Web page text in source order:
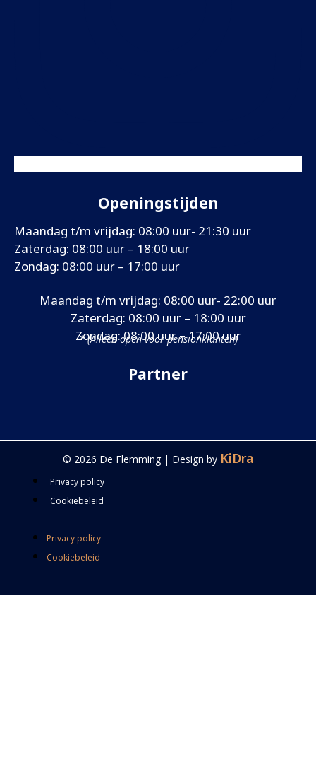
Openingstijden
Maandag t/m vrijdag: 08:00 uur- 21:30 uur
Zaterdag: 08:00 uur – 18:00 uur
Zondag: 08:00 uur – 17:00 uur
Maandag t/m vrijdag: 08:00 uur- 22:00 uur
Zaterdag: 08:00 uur – 18:00 uur
Zondag: 08:00 uur – 17:00 uur
* (Alleen open voor pensionklanten)
Partner
© 2026 De Flemming | Design by KiDra
Privacy policy
Cookiebeleid
Privacy policy
Cookiebeleid